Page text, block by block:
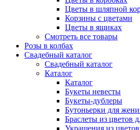
Цветы в шляпной
Корзины с цветами
Цветы в ящиках
Смотреть все товары
Розы в колбах
Свадебный каталог
Свадебный каталог
Каталог
Каталог
Букеты невесты
Букеты-дублеры
Бутоньерки для
Браслеты из цветов